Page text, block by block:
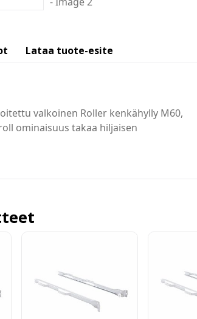
Lataa tuote-esite
valkoinen Roller kenkähylly M60,
ominaisuus takaa hiljaisen